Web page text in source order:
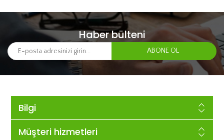
Haber bülteni
Bilgi
Müşteri hizmetleri